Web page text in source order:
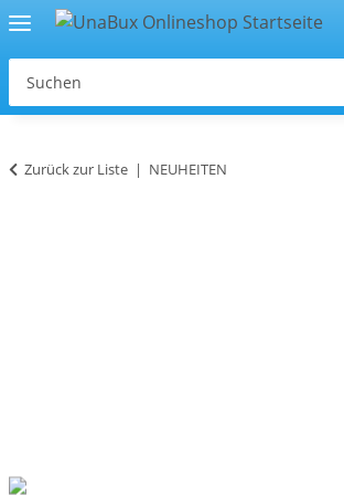
Zurück zur Liste NEUHEITEN